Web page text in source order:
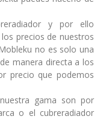
y por ello
precios de nuestros
no es solo una
manera directa a los
precio que podemos
gama son por
o el cubreradiador